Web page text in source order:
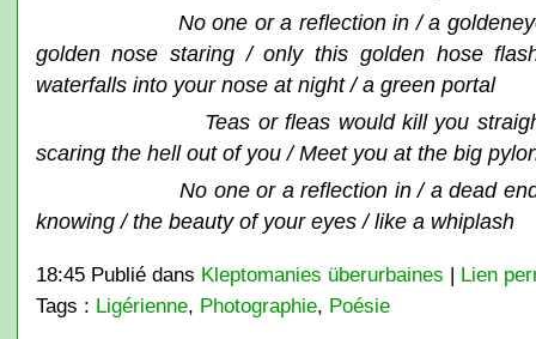
No one or a reflection in / a
golden nose staring / only this golden hose
waterfalls into your nose at night / a green portal
Teas or fleas would kill you
scaring the hell out of you / Meet you at the big
No one or a reflection in / a dead
knowing / the beauty of your eyes / like a whiplash
18:45 Publié dans Kleptomanies überurbaines | Lien
Tags : Ligérienne, Photographie, Poésie